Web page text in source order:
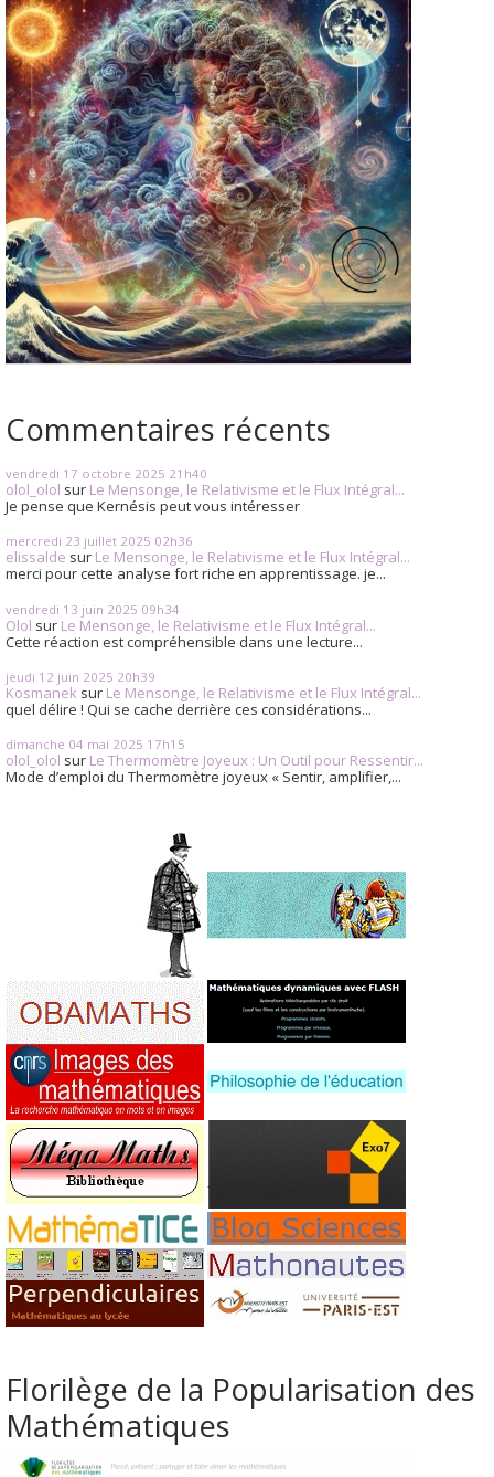
Commentaires récents
vendredi 17 octobre 2025 21h40
olol_olol sur Le Mensonge, le Relativisme et le Flux Intégral...
Je pense que Kernésis peut vous intéresser
mercredi 23 juillet 2025 02h36
elissalde sur Le Mensonge, le Relativisme et le Flux Intégral...
merci pour cette analyse fort riche en apprentissage. je...
vendredi 13 juin 2025 09h34
Olol sur Le Mensonge, le Relativisme et le Flux Intégral...
Cette réaction est compréhensible dans une lecture...
jeudi 12 juin 2025 20h39
Kosmanek sur Le Mensonge, le Relativisme et le Flux Intégral...
quel délire ! Qui se cache derrière ces considérations...
dimanche 04 mai 2025 17h15
olol_olol sur Le Thermomètre Joyeux : Un Outil pour Ressentir...
Mode d’emploi du Thermomètre joyeux « Sentir, amplifier,...
Florilège de la Popularisation des
Mathématiques